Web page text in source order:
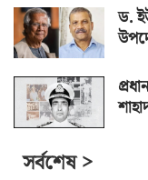
ড.
সর্বশেষ >